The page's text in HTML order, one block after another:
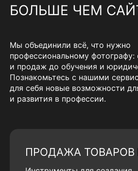
БОЛЬШЕ ЧЕМ
Мы объединили всё, что нужно
профессиональному
и продаж до обучения и
Познакомьтесь с нашими
для себя новые возможности
и развития в профессии.
ПРОДАЖА ТОВАРОВ